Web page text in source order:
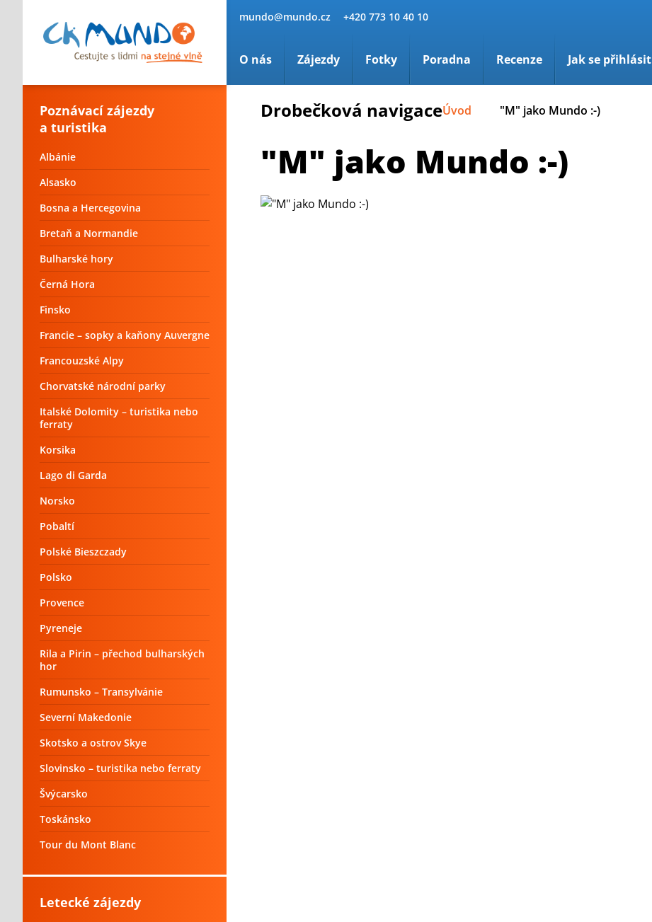
mundo@mundo.cz +420 773 10 40 10
O nás Zájezdy Fotky Poradna Recenze Jak se přihlásit
Poznávací zájezdy
a turistika
Albánie
Alsasko
Bosna a Hercegovina
Bretaň a Normandie
Bulharské hory
Černá Hora
Finsko
Francie – sopky a kaňony Auvergne
Francouzské Alpy
Chorvatské národní parky
Italské Dolomity – turistika nebo
ferraty
Korsika
Lago di Garda
Norsko
Pobaltí
Polské Bieszczady
Polsko
Provence
Pyreneje
Rila a Pirin – přechod bulharských
hor
Rumunsko – Transylvánie
Severní Makedonie
Skotsko a ostrov Skye
Slovinsko – turistika nebo ferraty
Švýcarsko
Toskánsko
Tour du Mont Blanc
Letecké zájezdy
Drobečková navigaceÚvod "M" jako Mundo :-)
"M" jako Mundo :-)